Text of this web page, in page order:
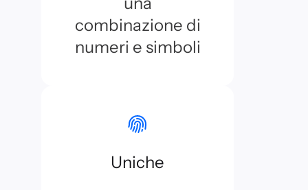
combinazione di
numeri e simboli
Uniche